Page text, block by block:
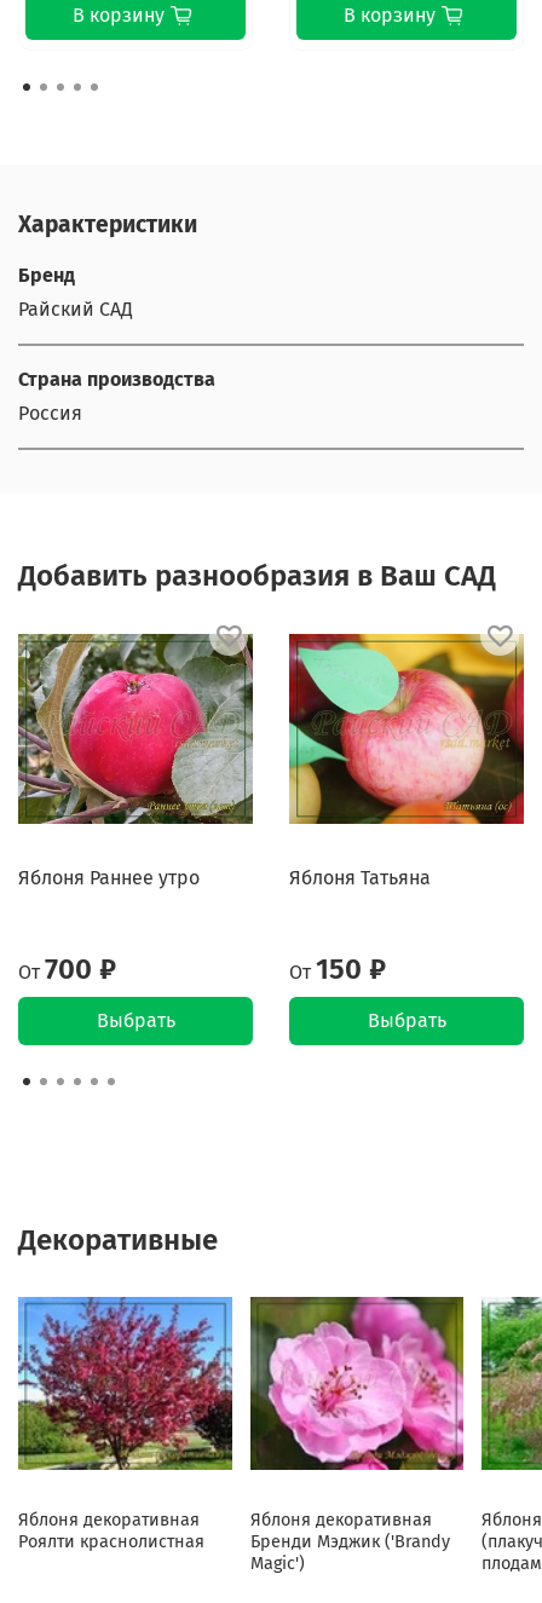
В корзину В корзину
Характеристики
Бренд
Райский САД
Страна производства
Россия
Добавить разнообразия в Ваш САД
Яблоня Раннее утро
От 700 ₽
Выбрать
Яблоня Татьяна
От 150 ₽
Выбрать
Декоративные
Яблоня декоративная
Роялти краснолистная
Яблоня декоративная
Бренди Мэджик ('Brandy
Magic')